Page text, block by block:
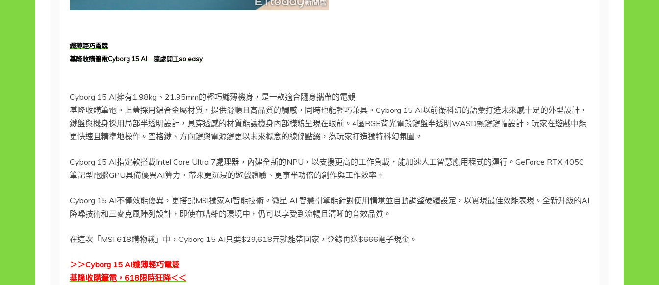
纖薄輕巧電競
基隆收購筆電Cyborg 15 AI 隨處開工so easy
Cyborg 15 AI擁有1.98kg、21.95mm的輕巧纖薄機身，是一款適合隨身攜帶的電競
基隆收購筆電。上蓋採用鋁合金屬材質，提供滑順且高品質的觸感，同時也能輕巧兼具。Cyborg 15 AI以前衛科幻的語彙打造未來感十足的外型設計，
鍵盤與機身採用局部半透明設計，具穿透感的材質能讓機身內部樣貌呈現在眼前。4區RGB背光電競鍵盤半透明WASD熱鍵鍵帽設計，玩家在遊戲中能
更快速且精準地操作。空格鍵、方向鍵與電源鍵更以未來概念的線條點綴，為玩家打造獨特科幻氛圍。
Cyborg 15 AI指定款搭載Intel Core Ultra 7處理器，內建全新的NPU，以支援更高的工作負載，能加速人工智慧應用程式的運行。GeForce RTX 4050
筆記型電腦GPU具備優異AI算力，帶來更沉浸的遊戲體驗、更事半功倍的創作與工作效率。
Cyborg 15 AI不僅效能優異，更搭配MSI獨家AI智能技術。微星 AI 智慧引擎能針對使用情境並自動調整硬體設定，以實現最佳效能表現。全新升級的AI
降噪技術和三麥克風陣列設計，即使在嘈雜的環境中，仍可以享受到流暢且清晰的音效品質。
在這次「MSI 618購物戰」中，Cyborg 15 AI只要$29,618元就能帶回家，登錄再送$666電子現金。
＞＞Cyborg 15 AI纖薄輕巧電競
基隆收購筆電，618限時狂降＜＜